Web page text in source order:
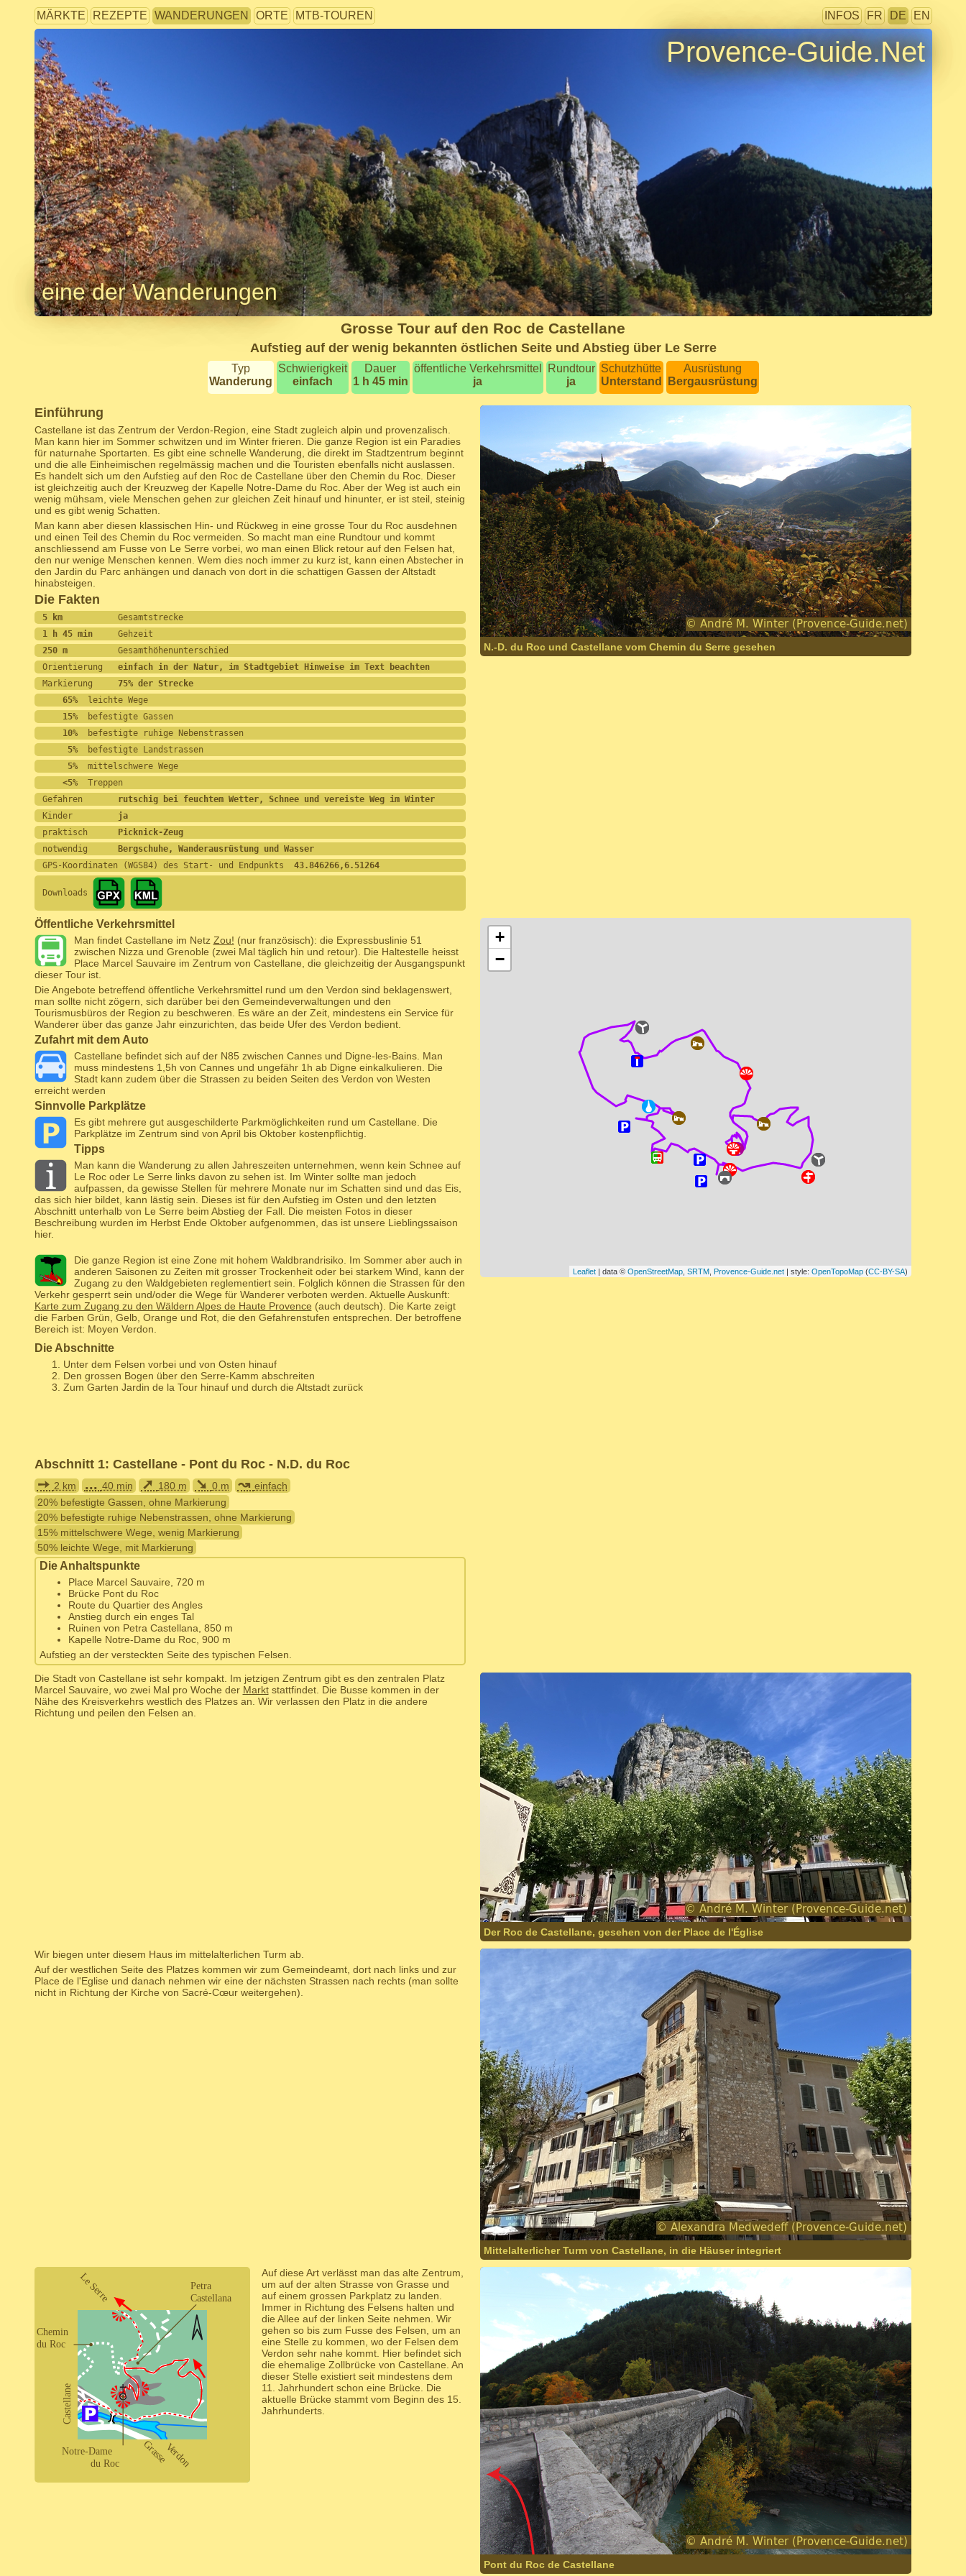
MÄRKTE REZEPTE WANDERUNGEN ORTE MTB-TOUREN INFOS FR DE EN
Provence-Guide.Net
eine der Wanderungen
Grosse Tour auf den Roc de Castellane
Aufstieg auf der wenig bekannten östlichen Seite und Abstieg über Le Serre
Typ
Wanderung
Schwierigkeit
einfach
Dauer
1 h 45 min
öffentliche Verkehrsmittel
ja
Rundtour
ja
Schutzhütte
Unterstand
Ausrüstung
Bergausrüstung
Einführung
Castellane ist das Zentrum der Verdon-Region, eine Stadt zugleich alpin und provenzalisch.
Man kann hier im Sommer schwitzen und im Winter frieren. Die ganze Region ist ein Paradies
für naturnahe Sportarten. Es gibt eine schnelle Wanderung, die direkt im Stadtzentrum beginnt
und die alle Einheimischen regelmässig machen und die Touristen ebenfalls nicht auslassen.
Es handelt sich um den Aufstieg auf den Roc de Castellane über den Chemin du Roc. Dieser
ist gleichzeitig auch der Kreuzweg der Kapelle Notre-Dame du Roc. Aber der Weg ist auch ein
wenig mühsam, viele Menschen gehen zur gleichen Zeit hinauf und hinunter, er ist steil, steinig
und es gibt wenig Schatten.
Man kann aber diesen klassischen Hin- und Rückweg in eine grosse Tour du Roc ausdehnen
und einen Teil des Chemin du Roc vermeiden. So macht man eine Rundtour und kommt
anschliessend am Fusse von Le Serre vorbei, wo man einen Blick retour auf den Felsen hat,
den nur wenige Menschen kennen. Wem dies noch immer zu kurz ist, kann einen Abstecher in
den Jardin du Parc anhängen und danach von dort in die schattigen Gassen der Altstadt
hinabsteigen.
Die Fakten
5 km Gesamtstrecke
1 h 45 min Gehzeit
250 m Gesamthöhenunterschied
Orientierung einfach in der Natur, im Stadtgebiet Hinweise im Text beachten
Markierung 75% der Strecke
    65%
  leichte Wege
    15%
  befestigte Gassen
    10%
  befestigte ruhige Nebenstrassen
     5%
  befestigte Landstrassen
     5%
  mittelschwere Wege
    <5%
  Treppen
Gefahren rutschig bei feuchtem Wetter, Schnee und vereiste Weg im Winter
Kinder ja
praktisch
Picknick-Zeug
notwendig
Bergschuhe, Wanderausrüstung und Wasser
GPS-Koordinaten (WGS84) des Start- und Endpunkts
  43.846266,6.51264
Downloads
N.-D. du Roc und Castellane vom Chemin du Serre gesehen
Öffentliche Verkehrsmittel
Man findet Castellane im Netz Zou! (nur französisch): die Expressbuslinie 51
zwischen Nizza und Grenoble (zwei Mal täglich hin und retour). Die Haltestelle heisst
Place Marcel Sauvaire im Zentrum von Castellane, die gleichzeitig der Ausgangspunkt
dieser Tour ist.
Die Angebote betreffend öffentliche Verkehrsmittel rund um den Verdon sind beklagenswert,
man sollte nicht zögern, sich darüber bei den Gemeindeverwaltungen und den
Tourismusbüros der Region zu beschweren. Es wäre an der Zeit, mindestens ein Service für
Wanderer über das ganze Jahr einzurichten, das beide Ufer des Verdon bedient.
Zufahrt mit dem Auto
Castellane befindet sich auf der N85 zwischen Cannes und Digne-les-Bains. Man
muss mindestens 1,5h von Cannes und ungefähr 1h ab Digne einkalkulieren. Die
Stadt kann zudem über die Strassen zu beiden Seiten des Verdon von Westen
erreicht werden
Sinnvolle Parkplätze
Es gibt mehrere gut ausgeschilderte Parkmöglichkeiten rund um Castellane. Die
Parkplätze im Zentrum sind von April bis Oktober kostenpflichtig.
Tipps
Man kann die Wanderung zu allen Jahreszeiten unternehmen, wenn kein Schnee auf
Le Roc oder Le Serre links davon zu sehen ist. Im Winter sollte man jedoch
aufpassen, da gewisse Stellen für mehrere Monate nur im Schatten sind und das Eis,
das sich hier bildet, kann lästig sein. Dieses ist für den Aufstieg im Osten und den letzten
Abschnitt unterhalb von Le Serre beim Abstieg der Fall. Die meisten Fotos in dieser
Beschreibung wurden im Herbst Ende Oktober aufgenommen, das ist unsere Lieblingssaison
hier.
Die ganze Region ist eine Zone mit hohem Waldbrandrisiko. Im Sommer aber auch in
anderen Saisonen zu Zeiten mit grosser Trockenheit oder bei starkem Wind, kann der
Zugang zu den Waldgebieten reglementiert sein. Folglich können die Strassen für den
Verkehr gesperrt sein und/oder die Wege für Wanderer verboten werden. Aktuelle Auskunft:
Karte zum Zugang zu den Wäldern Alpes de Haute Provence (auch deutsch). Die Karte zeigt
die Farben Grün, Gelb, Orange und Rot, die den Gefahrenstufen entsprechen. Der betroffene
Bereich ist: Moyen Verdon.
+
−
Leaflet| data © OpenStreetMap, SRTM, Provence-Guide.net| style: OpenTopoMap(CC-BY-SA)
Die Abschnitte
Unter dem Felsen vorbei und von Osten hinauf
Den grossen Bogen über den Serre-Kamm abschreiten
Zum Garten Jardin de la Tour hinauf und durch die Altstadt zurück
Abschnitt 1: Castellane - Pont du Roc - N.D. du Roc
➙ 2 km ... 40 min ➚ 180 m ➘ 0 m ↝ einfach
20% befestigte Gassen, ohne Markierung
20% befestigte ruhige Nebenstrassen, ohne Markierung
15% mittelschwere Wege, wenig Markierung
50% leichte Wege, mit Markierung
Die Anhaltspunkte
Place Marcel Sauvaire, 720 m
Brücke Pont du Roc
Route du Quartier des Angles
Anstieg durch ein enges Tal
Ruinen von Petra Castellana, 850 m
Kapelle Notre-Dame du Roc, 900 m
Aufstieg an der versteckten Seite des typischen Felsen.
Die Stadt von Castellane ist sehr kompakt. Im jetzigen Zentrum gibt es den zentralen Platz
Marcel Sauvaire, wo zwei Mal pro Woche der Marktstattfindet. Die Busse kommen in der
Nähe des Kreisverkehrs westlich des Platzes an. Wir verlassen den Platz in die andere
Richtung und peilen den Felsen an.
Der Roc de Castellane, gesehen von der Place de l'Église
Wir biegen unter diesem Haus im mittelalterlichen Turm ab.
Auf der westlichen Seite des Platzes kommen wir zum Gemeindeamt, dort nach links und zur
Place de l'Eglise und danach nehmen wir eine der nächsten Strassen nach rechts (man sollte
nicht in Richtung der Kirche von Sacré-Cœur weitergehen).
Mittelalterlicher Turm von Castellane, in die Häuser integriert
Auf diese Art verlässt man das alte Zentrum,
um auf der alten Strasse von Grasse und
auf einem grossen Parkplatz zu landen.
Immer in Richtung des Felsens halten und
die Allee auf der linken Seite nehmen. Wir
gehen so bis zum Fusse des Felsen, um an
eine Stelle zu kommen, wo der Felsen dem
Verdon sehr nahe kommt. Hier befindet sich
die ehemalige Zollbrücke von Castellane. An
dieser Stelle existiert seit mindestens dem
11. Jahrhundert schon eine Brücke. Die
aktuelle Brücke stammt vom Beginn des 15.
Jahrhunderts.
Pont du Roc de Castellane